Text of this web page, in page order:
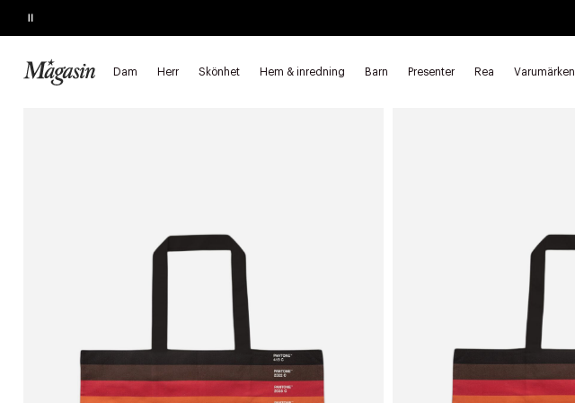
Pause
Dam Herr Skönhet Hem & inredning Barn Presenter Rea Varumärken
REAN SLUTAR SNART
Startsida Dam Väskor & plånböcker Shoppingväskor